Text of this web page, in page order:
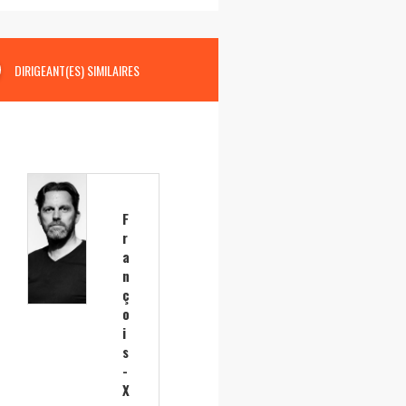
DIRIGEANT(ES) SIMILAIRES
F
r
a
n
ç
o
i
s
-
X